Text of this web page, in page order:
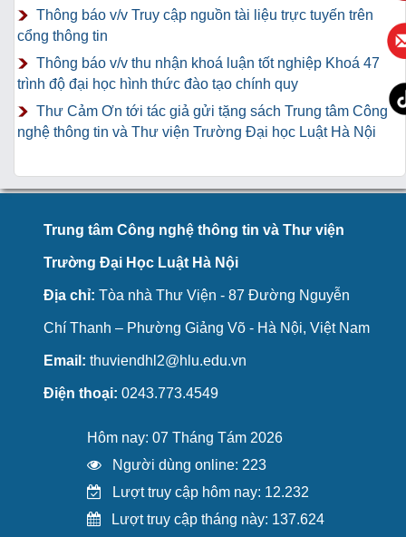
Thông báo v/v Truy cập nguồn tài liệu trực tuyến trên
cổng thông tin
Thông báo v/v thu nhận khoá luận tốt nghiệp Khoá 47
trình độ đại học hình thức đào tạo chính quy
Thư Cảm Ơn tới tác giả gửi tặng sách Trung tâm Công
nghệ thông tin và Thư viện Trường Đại học Luật Hà Nội
Trung tâm Công nghệ thông tin và Thư viện
Trường Đại Học Luật Hà Nội
Địa chỉ: Tòa nhà Thư Viện - 87 Đường Nguyễn
Chí Thanh – Phường Giảng Võ - Hà Nội, Việt Nam
Email: thuviendhl2@hlu.edu.vn
Điện thoại: 0243.773.4549
Hôm nay: 07 Tháng Tám 2026
Người dùng online: 223
Lượt truy cập hôm nay: 12.232
Lượt truy cập tháng này: 137.624